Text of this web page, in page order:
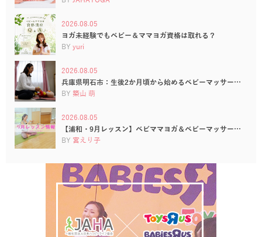
2026.08.05
ヨガ未経験でもベビー＆ママヨガ資格は取れる？
BY yuri
2026.08.05
兵庫県明石市：生後2か月頃から始めるベビーマッサー…
BY 築山 萌
2026.08.05
【浦和・9月レッスン】ベビママヨガ＆ベビーマッサー…
BY 宮えり子